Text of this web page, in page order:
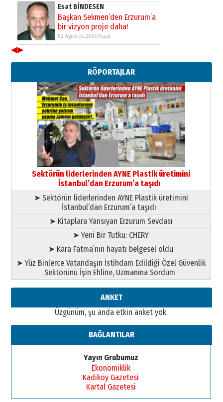
Esat BİNDESEN
Başkan Sekmen’den Erzurum’a
bir vizyon proje daha!
02 Ağustos 2026 Pazar
Erzurumspor’un köşe taşları
29 Haziran 2026 Pazartesi
Kenan GÜLERCİ
Murat Şahsuvaroğlu ERKON’da
çıtayı yukarı taşırken,
yönetimdekiler aşağı
çekmemeli!
17 Şubat 2026 SalıOrhan BOZKURT
Bir fotoğraf, bir şehir, bir
gazeteci… Dizginler kimin
elinde?
A. Berhan Yılmaz
BİR BÖLÜM DEĞİL, BİR ÖMÜR
SEÇİYORSUNUZ… “NEDEN
ATATÜRK ÜNİVERSİTESİ?”
28 Temmuz 2026 Salı
Ahmet Gökhan YAZICI
Ahmed Yesevi’den bir Alperen…
”Reisimiz” idi… Hakka yürüdü.!
26 Mart 2026 Perşembe
gönül adamı Faruk Terzioğlu!
bir vizyon proje daha!
02 Ağustos 2026 Pazar
◀▶
RÖPORTAJLAR
Sektörün liderlerinden AYNE Plastik üretimini
İstanbul’dan Erzurum’a taşıdı
➤ Sektörün liderlerinden AYNE Plastik üretimini
İstanbul’dan Erzurum’a taşıdı
➤ Kitaplara Yansıyan Erzurum Sevdası
➤ Yeni Bir Tutku: CHERY
➤ Kara Fatma’nın hayatı belgesel oldu
➤ Yüz Binlerce Vatandaşın İstihdam Edildiği Özel Güvenlik
Sektörünü İşin Ehline, Uzmanına Sordum
ANKET
Üzgünüm, şu anda etkin anket yok.
BAĞLANTILAR
Yayın Grubumuz
Ekonomiklik
Kadıköy Gazetesi
Kartal Gazetesi